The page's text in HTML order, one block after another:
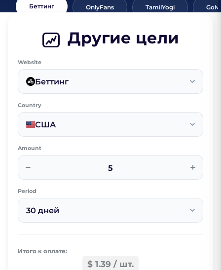
Беттинг OnlyFans TamilYogi
Другие цели
Website
Беттинг
Country
США
Amount
− +
Period
30 дней
Итого к оплате:
$ 1.39 / шт.